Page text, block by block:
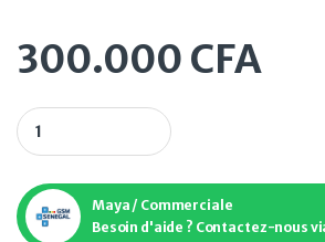
300.000 CFA
Congélateur Horizontal SCF-k490X-
Maya / Commerciale
Besoin d'aide ? Contactez-nous